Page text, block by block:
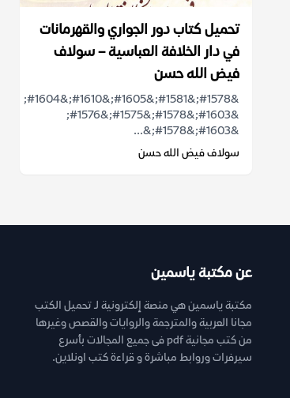
تحميل كتاب دور الجواري والقهرمانات
في دار الخلافة العباسية – سولاف
فيض الله حسن
&#1578;&#1581;&#1605;&#1610;&#1604;
&#1603;&#1578;&#1575;&#1576;
&#1603;&#1578;&...
سولاف فيض الله حسن
عن مكتبة ياسمين
مكتبة ياسمين هي منصة إلكترونية لـ تحميل الكتب
مجانا العربية والمترجمة والروايات والقصص وغيرها
من كتب مجانية pdf فى جميع المجالات بأسرع
سيرفرات وروابط مباشرة و قراءة كتب اونلاين.